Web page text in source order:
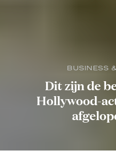
BUSINESS
Dit zijn de
Hollywood-